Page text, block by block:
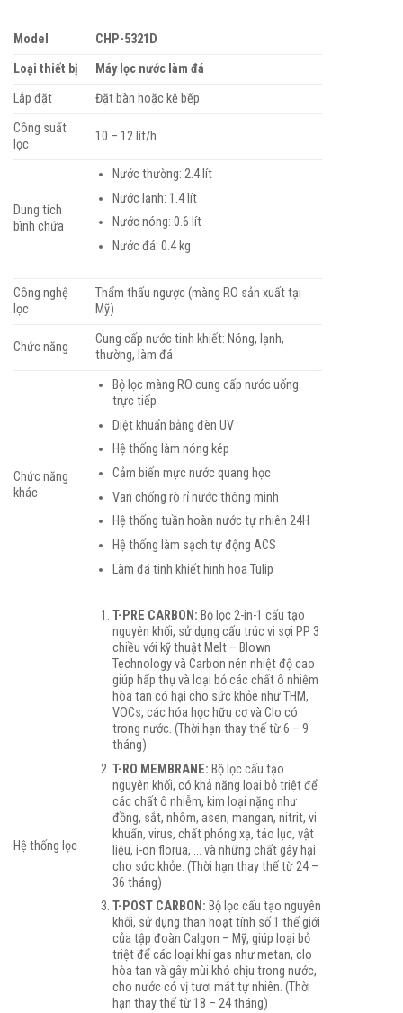
Model
CHP-5321D
Loại thiết bị
Máy lọc nước làm đá
Lắp đặt
Đặt bàn hoặc kệ bếp
Công suất
lọc
10 – 12 lít/h
Dung tích
bình chứa
Nước thường: 2.4 lít
Nước lạnh: 1.4 lít
Nước nóng: 0.6 lít
Nước đá: 0.4 kg
Công nghệ
lọc
Thẩm thấu ngược (màng RO sản xuất tại
Mỹ)
Chức năng
Cung cấp nước tinh khiết: Nóng, lạnh,
thường, làm đá
Chức năng
khác
Bộ lọc màng RO cung cấp nước uống
trực tiếp
Diệt khuẩn bằng đèn UV
Hệ thống làm nóng kép
Cảm biến mực nước quang học
Van chống rò rỉ nước thông minh
Hệ thống tuần hoàn nước tự nhiên 24H
Hệ thống làm sạch tự động ACS
Làm đá tinh khiết hình hoa Tulip
Hệ thống lọc
T-PRE CARBON: Bộ lọc 2-in-1 cấu tạo
nguyên khối, sử dụng cấu trúc vi sợi PP 3
chiều với kỹ thuật Melt – Blown
Technology và Carbon nén nhiệt độ cao
giúp hấp thụ và loại bỏ các chất ô nhiễm
hòa tan có hại cho sức khỏe như THM,
VOCs, các hóa học hữu cơ và Clo có
trong nước. (Thời hạn thay thế từ 6 – 9
tháng)
T-RO MEMBRANE: Bộ lọc cấu tạo
nguyên khối, có khả năng loại bỏ triệt để
các chất ô nhiễm, kim loại nặng như
đồng, sắt, nhôm, asen, mangan, nitrit, vi
khuẩn, virus, chất phóng xạ, tảo lục, vật
liệu, i-on florua, … và những chất gây hại
cho sức khỏe. (Thời hạn thay thế từ 24 –
36 tháng)
T-POST CARBON: Bộ lọc cấu tạo nguyên
khối, sử dụng than hoạt tính số 1 thế giới
của tập đoàn Calgon – Mỹ, giúp loại bỏ
triệt để các loại khí gas như metan, clo
hòa tan và gây mùi khó chịu trong nước,
cho nước có vị tươi mát tự nhiên. (Thời
hạn thay thế từ 18 – 24 tháng)